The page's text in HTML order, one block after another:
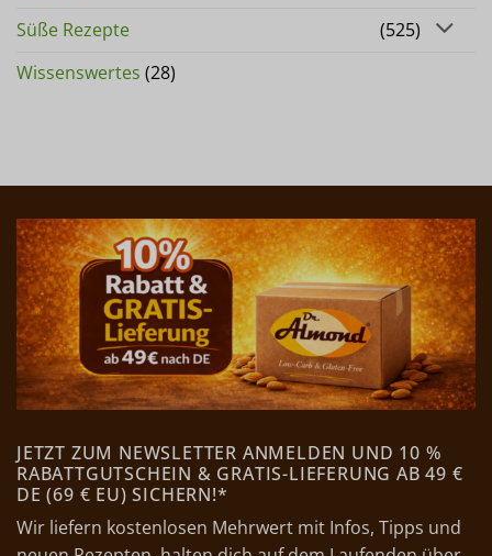
Süße Rezepte
(525)
Wissenswertes (28)
JETZT ZUM NEWSLETTER ANMELDEN UND 10 %
RABATTGUTSCHEIN & GRATIS-LIEFERUNG AB 49 €
DE (69 € EU) SICHERN!*
Wir liefern kostenlosen Mehrwert mit Infos, Tipps und